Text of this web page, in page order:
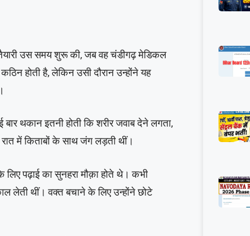
उस समय शुरू की, जब वह चंडीगढ़ मेडिकल
होती है, लेकिन उसी दौरान उन्होंने यह
थकान इतनी होती कि शरीर जवाब देने लगता,
में किताबों के साथ जंग लड़ती थीं।
पढ़ाई का सुनहरा मौक़ा होते थे। कभी
लेती थीं। वक्त बचाने के लिए उन्होंने छोटे